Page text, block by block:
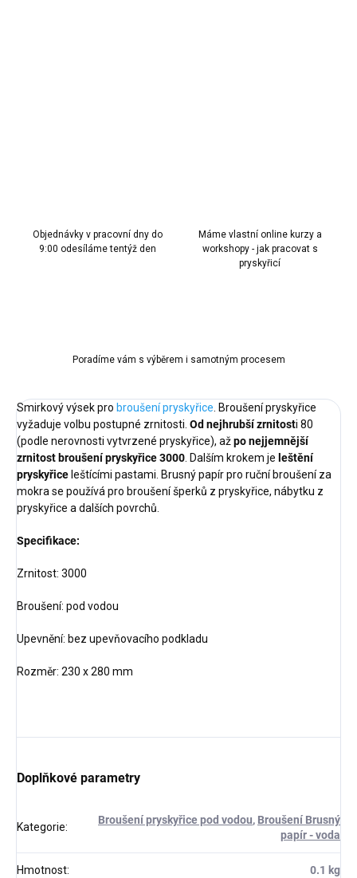
Objednávky v pracovní dny do
9:00 odesíláme tentýž den
Máme vlastní online kurzy a
workshopy - jak pracovat s
pryskyřicí
Poradíme vám s výběrem i samotným procesem
Smirkový výsek pro broušení pryskyřice. Broušení pryskyřice
vyžaduje volbu postupné zrnitosti. Od nejhrubší zrnitosti 80
(podle nerovnosti vytvrzené pryskyřice), ažpo nejjemnější
zrnitost broušení pryskyřice 3000. Dalším krokem je leštění
pryskyřice leštícími pastami. Brusný papír pro ruční broušení za
mokra se používá pro broušení šperků z pryskyřice, nábytku z
pryskyřice a dalších povrchů.
Specifikace:
Zrnitost: 3000
Broušení: pod vodou
Upevnění: bez upevňovacího podkladu
Rozměr: 230 x 280 mm
Doplňkové parametry
Kategorie:
Broušení pryskyřice pod vodou, Broušení Brusný
papír - voda
Hmotnost: 0.1 kg